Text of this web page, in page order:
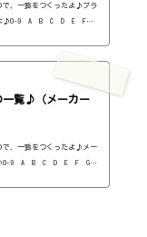
で、一覧をつくったよ♪プラ
るよ♪0-9 A B C D E F G
有料）2B Shaped Filter（2
・有料）3-Band EQ（Kilohe
INSTRUMENTS・ドラ
一覧♪（メーカー
で、一覧をつくったよ♪メー
るよ♪0-9 A B C D E F G